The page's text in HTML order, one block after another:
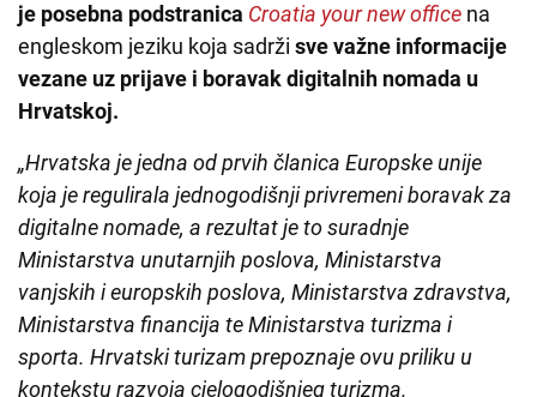
je posebna podstranica Croatia your new office na
engleskom jeziku koja sadrži sve važne informacije
vezane uz prijave i boravak digitalnih nomada u
Hrvatskoj.
„Hrvatska je jedna od prvih članica Europske unije
koja je regulirala jednogodišnji privremeni boravak za
digitalne nomade, a rezultat je to suradnje
Ministarstva unutarnjih poslova, Ministarstva
vanjskih i europskih poslova, Ministarstva zdravstva,
Ministarstva financija te Ministarstva turizma i
sporta. Hrvatski turizam prepoznaje ovu priliku u
kontekstu razvoja cjelogodišnjeg turizma.